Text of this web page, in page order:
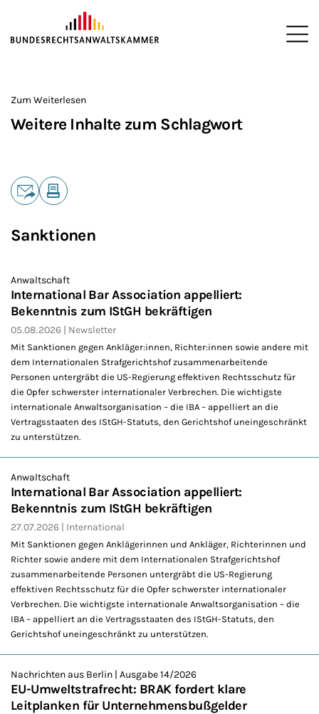
ZUM HAUPTINHALT SPRINGEN
Zum Weiterlesen
Weitere Inhalte zum Schlagwort
Teilen
Sanktionen
Anwaltschaft
International Bar Association appelliert:
Bekenntnis zum IStGH bekräftigen
05.08.2026 Newsletter
Mit Sanktionen gegen Ankläger:innen, Richter:innen sowie andere mit
dem Internationalen Strafgerichtshof zusammenarbeitende
Personen untergräbt die US-Regierung effektiven Rechtsschutz für
die Opfer schwerster internationaler Verbrechen. Die wichtigste
internationale Anwaltsorganisation – die IBA – appelliert an die
Vertragsstaaten des IStGH-Statuts, den Gerichtshof uneingeschränkt
zu unterstützen.
Anwaltschaft
International Bar Association appelliert:
Bekenntnis zum IStGH bekräftigen
27.07.2026 International
Mit Sanktionen gegen Anklägerinnen und Ankläger, Richterinnen und
Richter sowie andere mit dem Internationalen Strafgerichtshof
zusammenarbeitende Personen untergräbt die US-Regierung
effektiven Rechtsschutz für die Opfer schwerster internationaler
Verbrechen. Die wichtigste internationale Anwaltsorganisation – die
IBA – appelliert an die Vertragsstaaten des IStGH-Statuts, den
Gerichtshof uneingeschränkt zu unterstützen.
Nachrichten aus Berlin | Ausgabe 14/2026
EU-Umweltstrafrecht: BRAK fordert klare
Leitplanken für Unternehmensbußgelder